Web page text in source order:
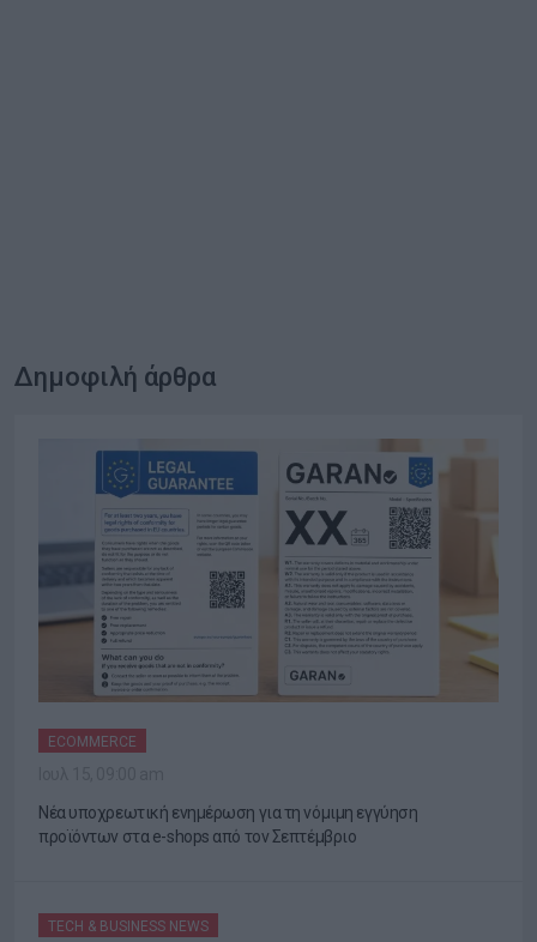
Δημοφιλή άρθρα
ECOMMERCE
Νέα υποχρεωτική ενημέρωση για τη νόμιμη εγγύηση
προϊόντων στα e-shops από τον Σεπτέμβριο
TECH & BUSINESS NEWS